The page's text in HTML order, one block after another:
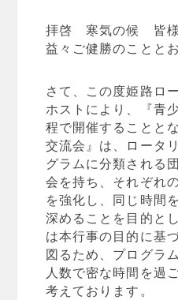
拝啓 寒気の候 皆様
益々ご健勝のことと
さて、この度姫路ロ
ホストにより、『青
程で開催することと
交流会』は、ロータ
グラムに分類される
会を持ち、それぞれ
を強化し、同じ時間
深めることを目的と
は本行事の目的に基
図るため、プログラ
人数で密な時間を過
考えております。